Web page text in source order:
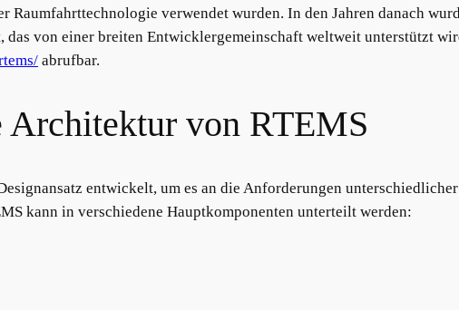
Raumfahrttechnologie verwendet wurden. In den Jahren danach
von einer breiten Entwicklergemeinschaft weltweit unterstützt
abrufbar.
Architektur von RTEMS
entwickelt, um es an die Anforderungen
kann in verschiedene Hauptkomponenten unterteilt werden: